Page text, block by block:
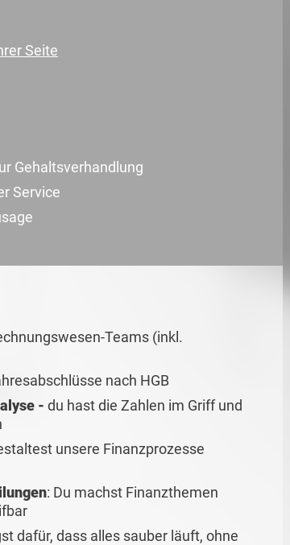
Seite
Gehaltsverhandlung
Service
Teams (inkl.
nach HGB
- du hast die Zahlen im Griff und
unsere Finanzprozesse
: Du machst Finanzthemen
dafür, dass alles sauber läuft, ohne